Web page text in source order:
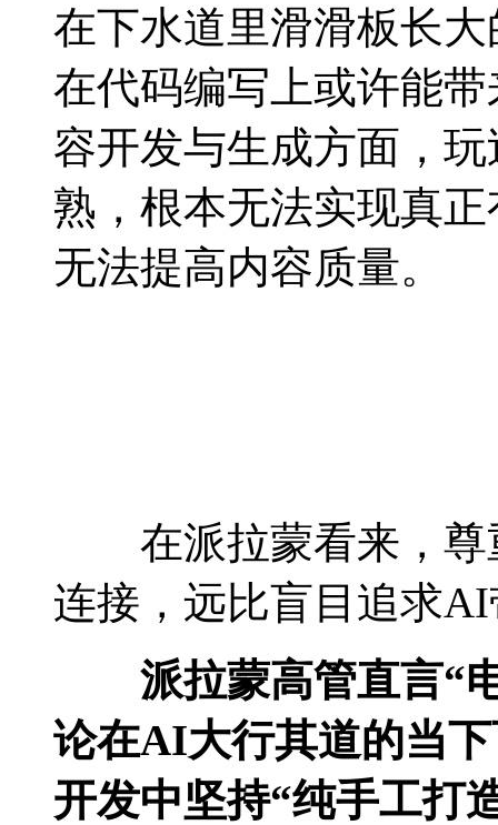
在下水道里滑滑板长
在代码编写上或许能
容开发与生成方面，
熟，根本无法实现真
无法提高内容质量。
在派拉蒙看来，尊
连接，远比盲目追求
派拉蒙高管直言“电
论在AI大行其道的当
开发中坚持“纯手工打